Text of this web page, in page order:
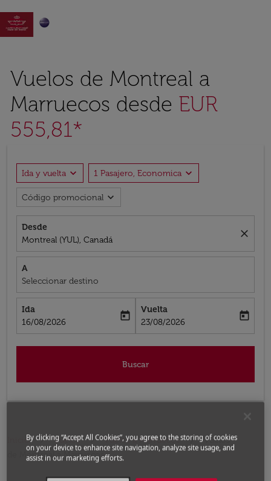

Vuelos de Montreal a
Marruecos desde EUR
555,81*
Ida y vuelta expand_more 1 Pasajero, Economica expand_more
Código promocional expand_more
Desde
Montreal (YUL), Canadá
close
A
Seleccionar destino
Ida
fc-booking-departure-date-aria-label
16/08/2026
today
Vuelta
fc-booking-return-date-aria-label
23/08/2026
today
Buscar
Inicio Vuelos Vuelos a Marruecos
Vuelos
de Montreal a Marruecos
By clicking “Accept All Cookies”, you agree to the storing of cookies
on your device to enhance site navigation, analyze site usage, and
assist in our marketing efforts.